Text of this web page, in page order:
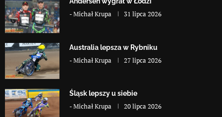
-Michał Krupa 31 lipca 2026
Australia lepsza w Rybniku
-Michał Krupa 27 lipca 2026
Śląsk lepszy u siebie
-Michał Krupa 20 lipca 2026